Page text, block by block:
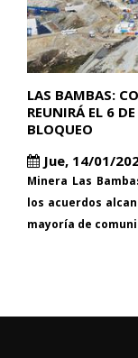
LAS BAMBAS:
REUNIRÁ EL 6
BLOQUEO
Jue, 14/01/
Minera Las
los acuerdos
mayoría de